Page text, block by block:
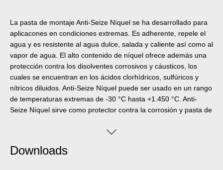
La pasta de montaje Anti-Seize Níquel se ha desarrollado para
aplicacones en condiciones extremas. Es adherente, repele el
agua y es resistente al agua dulce, salada y caliente así como al
vapor de agua. El alto contenido de níquel ofrece además una
protección contra los disolventes corrosivos y cáusticos, los
cuales se encuentran en los ácidos clorhídricos, sulfúricos y
nítricos diluidos. Anti-Seize Níquel puede ser usado en un rango
de temperaturas extremas de -30 °C hasta +1.450 °C. Anti-
Seize Níquel sirve como protector contra la corrosión y pasta de
de montaje sometidas a altas cargas estáticas y dinámicas así
elevadas de trabajo. La pasta protege de corrosión,
Downloads